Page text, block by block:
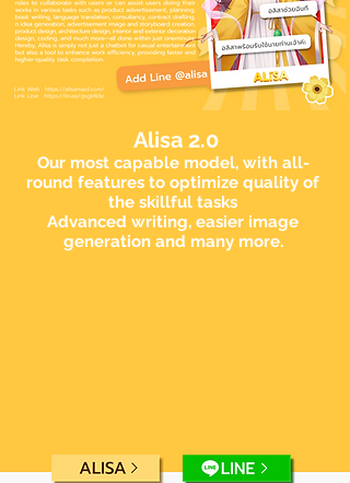
Alisa 2.0
Our most capable model, with all-
round features to optimize quality of
the skillful tasks
Advanced writing, easier image
generation and many more.